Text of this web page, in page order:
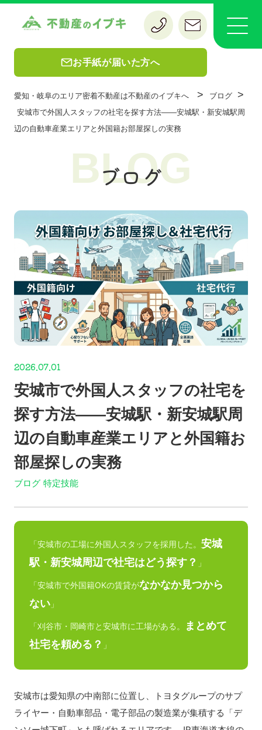
お手紙が届いた方へ
愛知・岐阜のエリア密着不動産は不動産のイブキへ > ブログ >
安城市で外国人スタッフの社宅を探す方法——安城駅・新安城駅周
辺の自動車産業エリアと外国籍お部屋探しの実務
ブログ
BLOG
2026.07.01
安城市で外国人スタッフの社宅を
探す方法——安城駅・新安城駅周
辺の自動車産業エリアと外国籍お
部屋探しの実務
ブログ 特定技能
「安城市の工場に外国人スタッフを採用した。安城
駅・新安城周辺で社宅はどう探す？ 」
「安城市で外国籍OKの賃貸がなかなか見つから
ない 」
「刈谷市・岡崎市と安城市に工場がある。
まとめて
社宅を頼める？ 」
安城市は愛知県の中南部に位置し、トヨタグループのサプ
ライヤー・自動車部品・電子部品の製造業が集積する「デ